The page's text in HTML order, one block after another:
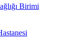
Birimi